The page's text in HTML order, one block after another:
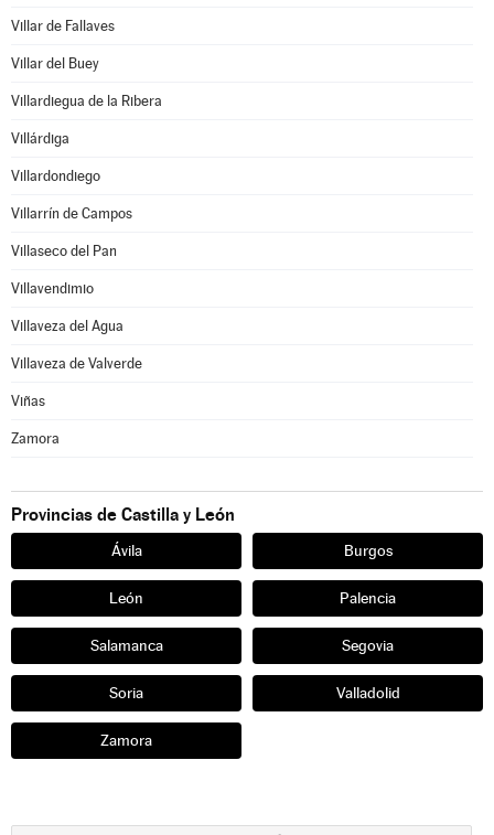
Villar de Fallaves
Villar del Buey
Villardiegua de la Ribera
Villárdiga
Villardondiego
Villarrín de Campos
Villaseco del Pan
Villavendimio
Villaveza del Agua
Villaveza de Valverde
Viñas
Zamora
Provincias de Castilla y León
Ávila Burgos
León Palencia
Salamanca Segovia
Soria Valladolid
Zamora